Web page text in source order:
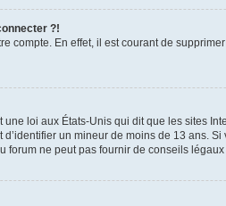
?!
compte. En effet, il est courant de
une loi aux États-Unis qui dit que les sites
un mineur de moins de 13 ans.
ne peut pas fournir de conseils